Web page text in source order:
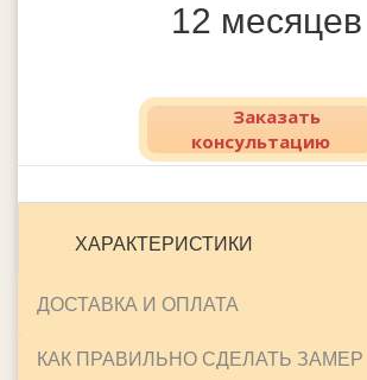
12 месяцев
Заказать
консультацию
ХАРАКТЕРИСТИКИ
ДОСТАВКА И ОПЛАТА
КАК ПРАВИЛЬНО СДЕЛАТЬ ЗАМЕР